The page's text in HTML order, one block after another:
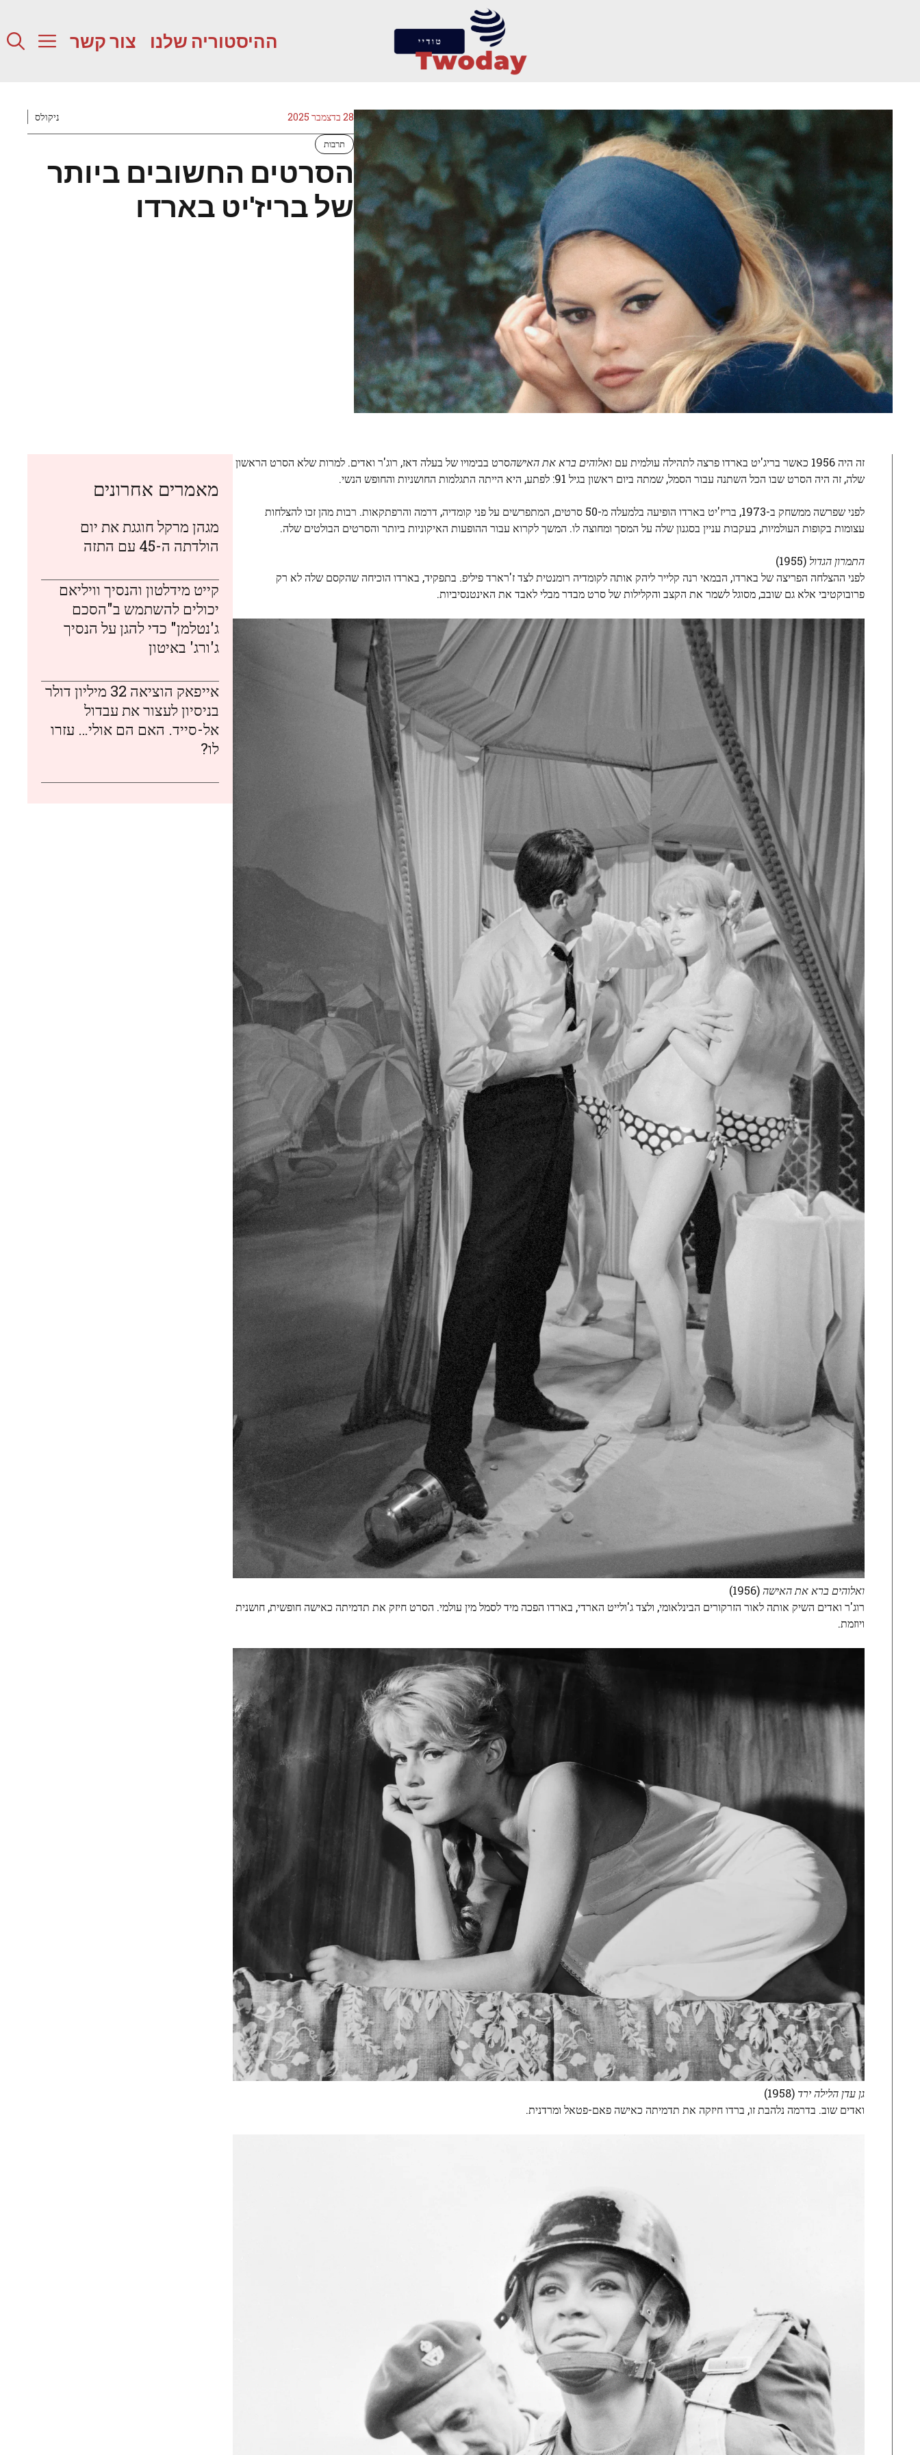
ההיסטוריה שלנו צור קשר
28 בדצמבר 2025 ניקולס
תרבות
הסרטים החשובים ביותר
של בריז'יט בארדו
זה היה 1956 כאשר בריג'יט בארדו פרצה לתהילה עולמית עם ואלוהים ברא את האישהסרט בבימויו של בעלה דאז, רוג'ר ואדים. למרות שלא הסרט הראשון
שלה, זה היה הסרט שבו הכל השתנה עבור הסמל, שמתה ביום ראשון בגיל 91: לפתע, היא הייתה התגלמות החושניות והחופש הנשי.
לפני שפרשה ממשחק ב-1973, בריז'יט בארדו הופיעה בלמעלה מ-50 סרטים, המתפרשים על פני קומדיה, דרמה והרפתקאות. רבות מהן זכו להצלחות
עצומות בקופות העולמיות, בעקבות עניין בסגנון שלה על המסך ומחוצה לו. המשך לקרוא עבור ההופעות האיקוניות ביותר והסרטים הבולטים שלה.
התמרון הגדול (1955)
לפני ההצלחה הפריצה של בארדו, הבמאי רנה קלייר ליהק אותה לקומדיה רומנטית לצד ז'רארד פיליפ. בתפקיד, בארדו הוכיחה שהקסם שלה לא רק
פרובוקטיבי אלא גם שובב, מסוגל לשמר את הקצב והקלילות של סרט מבדר מבלי לאבד את האינטנסיביות.
ואלוהים ברא את האישה (1956)
רוג'ר ואדים השיק אותה לאור הזרקורים הבינלאומי, ולצד ג'ולייט הארדי, בארדו הפכה מיד לסמל מין עולמי. הסרט חיזק את תדמיתה כאישה חופשית, חושנית
ויוזמת.
גן עדן הלילה ירד (1958)
ואדים שוב. בדרמה נלהבת זו, ברדו חיזקה את תדמיתה כאישה פאם-פטאל ומרדנית.
מאמרים אחרונים
מגהן מרקל חוגגת את יום
הולדתה ה-45 עם התזה
קייט מידלטון והנסיך וויליאם
יכולים להשתמש ב"הסכם
ג'נטלמן" כדי להגן על הנסיך
ג'ורג' באיטון
אייפאק הוציאה 32 מיליון דולר
בניסיון לעצור את עבדול
אל-סייד. האם הם אולי… עזרו
לו?